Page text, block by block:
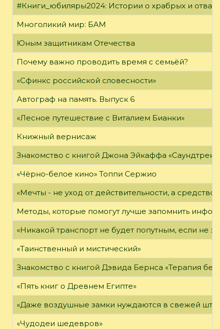
#Книги_юбиляры2024: Истории о храбрых и
Многоликий мир: БАМ
Юным защитникам Отечества
Почему важно проводить время с семьёй?
«Сфинкс российской словесности»
Автограф на память. Выпуск 6
«Лесное путешествие с Виталием Бианки»
Книжный вернисаж
Знакомство с книгой Джона Эйкаффа «Саундтреки
«Чёрно-белое кино» Топпи Сержио
«Мечты - не уход от действительности, а средство
Методы, которые помогут лучше запомнить
«Никакой транспорт не будет попутным, если не
«Таинственный и мистический»
Знакомство с книгой Дэвида Бернса «Терапия
«Пять книг о Древнем Египте»
«Даже воздушные замки нуждаются в свежей
«Чудодеи шедевров»